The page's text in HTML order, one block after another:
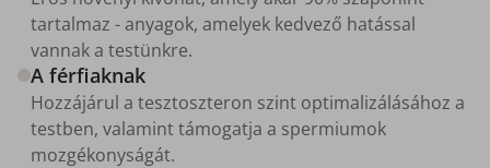
tartalmaz - anyagok, amelyek kedvező hatással
vannak a testünkre.
A férfiaknak
Hozzájárul a tesztoszteron szint optimalizálásához a
testben, valamint támogatja a spermiumok
mozgékonyságát.